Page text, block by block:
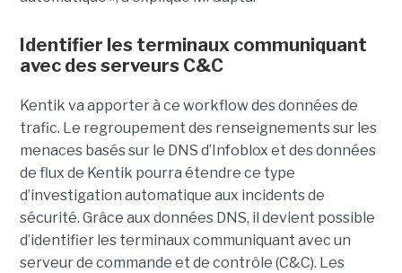
Identifier les terminaux communiquant
avec des serveurs C&C
Kentik va apporter à ce workflow des données de
trafic. Le regroupement des renseignements sur les
menaces basés sur le DNS d’Infoblox et des données
de flux de Kentik pourra étendre ce type
d’investigation automatique aux incidents de
sécurité. Grâce aux données DNS, il devient possible
d’identifier les terminaux communiquant avec un
serveur de commande et de contrôle (C&C). Les